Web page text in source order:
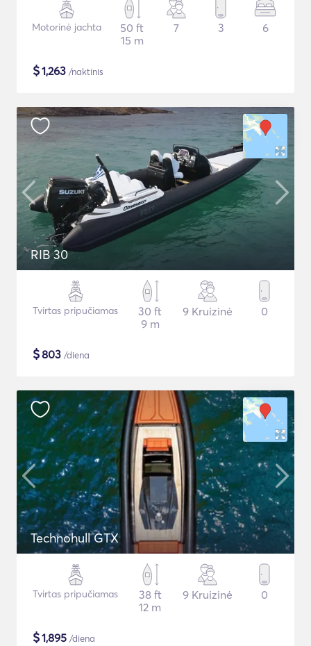
Motorinė jachta
50 ft
15 m
7 3 6
$1,263 /naktinis
RIB 30
Tvirtas pripučiamas
30 ft
9 m
9 Kruizinė 0
$803 /diena
Technohull GTX
Tvirtas pripučiamas
38 ft
12 m
9 Kruizinė 0
$1,895 /diena